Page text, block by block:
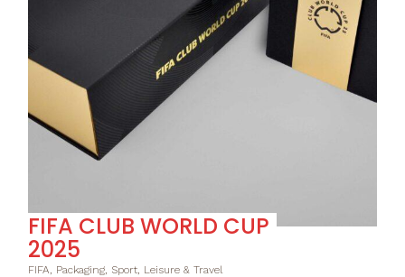
FIFA CLUB WORLD CUP
2025
FIFA, Packaging, Sport, Leisure & Travel